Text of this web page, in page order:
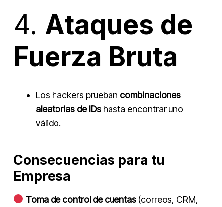
4. Ataques de
Fuerza Bruta
Los hackers prueban combinaciones
aleatorias de IDs hasta encontrar uno
válido.
Consecuencias para tu
Empresa
Toma de control de cuentas(correos, CRM,